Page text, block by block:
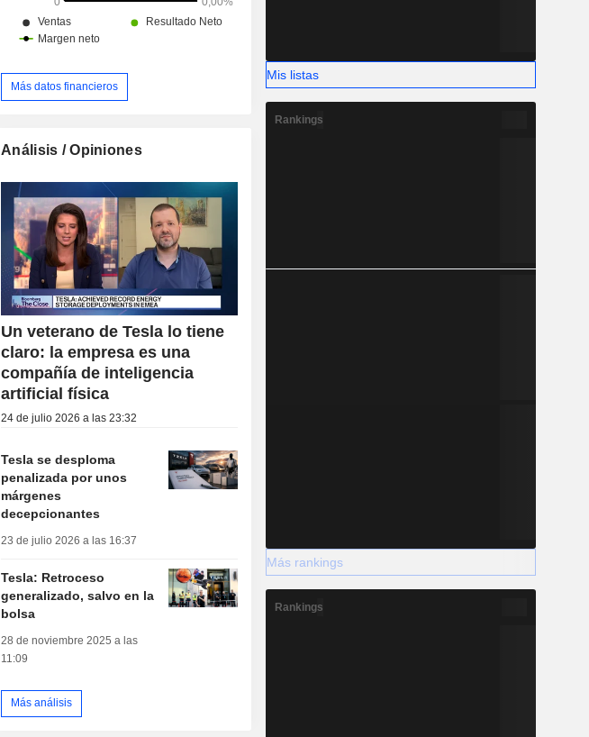
Más datos financieros
Análisis / Opiniones
Un veterano de Tesla lo tiene
claro: la empresa es una
compañía de inteligencia
artificial física
24 de julio 2026 a las 23:32
Tesla se desploma
penalizada por unos
márgenes
decepcionantes
23 de julio 2026 a las 16:37
Tesla: Retroceso
generalizado, salvo en la
bolsa
28 de noviembre 2025 a las
11:09
Más análisis
Mis listas
Rankings
Más rankings
Rankings